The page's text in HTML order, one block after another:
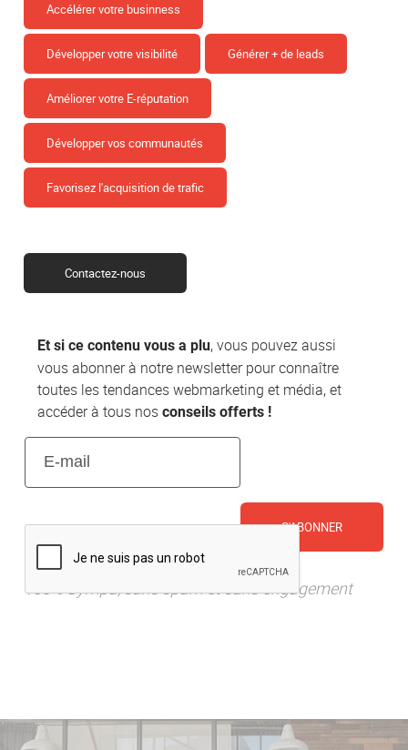
Accélérer votre businness
Développer votre visibilité Générer + de leads
Améliorer votre E-réputation
Développer vos communautés
Favorisez l'acquisition de trafic
Contactez-nous
Et si ce contenu vous a plu, vous pouvez aussi
vous abonner à notre newsletter pour connaître
toutes les tendances webmarketing et média, et
accéder à tous nosconseils offerts !
E-
mail(Nécessaire)
100% Sympa, sans spam et sans engagement